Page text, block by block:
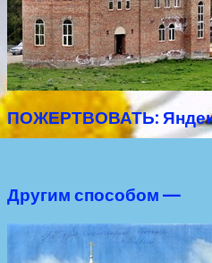
ПОЖЕРТВОВАТЬ:
Другим способом —